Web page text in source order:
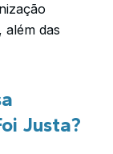
além das
Justa?